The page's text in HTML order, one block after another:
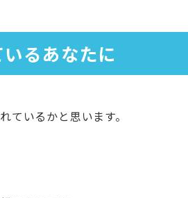
るあなたに
ているかと思います。